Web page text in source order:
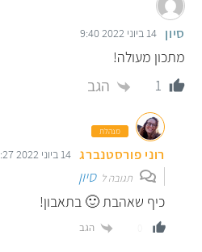
סיון 14 ביוני 2022 9:40
מתכון מעולה!
1
הגב
מנהלת
רוני פורסטנברג 14 ביוני 2022 12:27
תגובה לסיון
כיף שאהבת 🙂 בתאבון!
הגב